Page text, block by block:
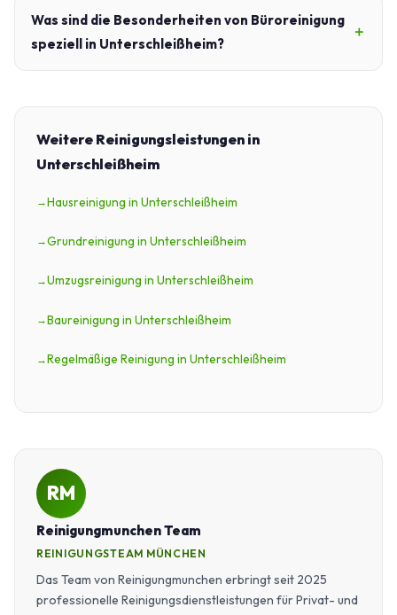
Was sind die Besonderheiten von Büroreinigung
speziell in Unterschleißheim?
Weitere Reinigungsleistungen in
Unterschleißheim
Hausreinigung in Unterschleißheim
Grundreinigung in Unterschleißheim
Umzugsreinigung in Unterschleißheim
Baureinigung in Unterschleißheim
Regelmäßige Reinigung in Unterschleißheim
RM
Reinigungmunchen Team
REINIGUNGSTEAM MÜNCHEN
Das Team von Reinigungmunchen erbringt seit 2025
professionelle Reinigungsdienstleistungen für Privat- und